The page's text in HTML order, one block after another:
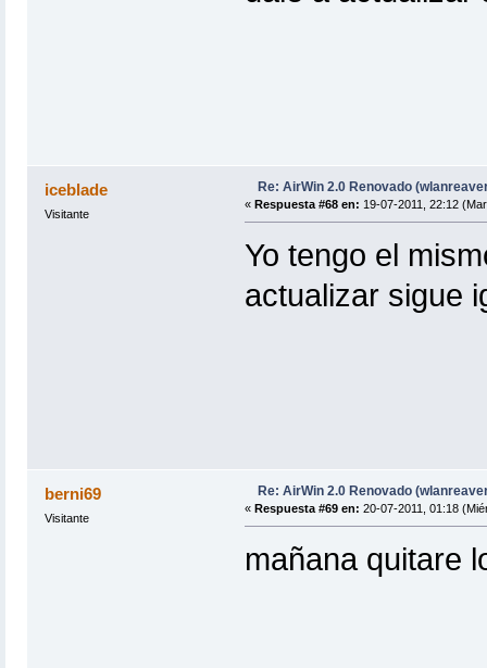
iceblade
Visitante
Re: AirWin 2.0 Renovado
« Respuesta #68 en: 19-07-2011, 22:12
Yo tengo el
actualizar sigue
berni69
Visitante
Re: AirWin 2.0 Renovado
« Respuesta #69 en: 20-07-2011, 01:18
mañana quitare